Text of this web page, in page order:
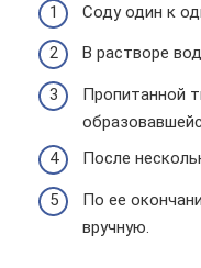
Соду один к
В растворе
Пропитанной
После
По ее
вручную.